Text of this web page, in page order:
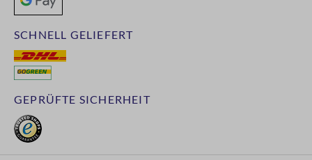
GEPRÜFTE SICHERHEIT
SCHNELL GELIEFERT